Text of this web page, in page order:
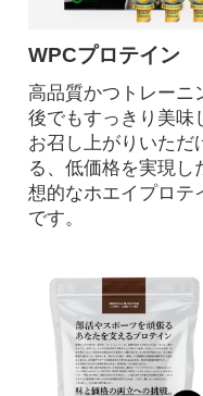
WPCプロテイン
高品質かつトレーニ
後でもすっきり美味
お召し上がりいただ
る、低価格を実現し
想的なホエイプロテ
です。